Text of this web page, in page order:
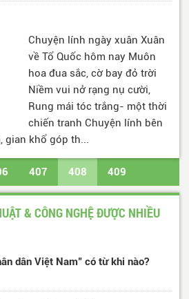
Chuyện lính ngày xuân Xuân
về Tổ Quốc hôm nay Muôn
hoa đua sắc, cờ bay đỏ trời
Niềm vui nở rạng nụ cười,
Rung mái tóc trắng- một thời
chiến tranh Chuyện lính bên
gian khổ góp th...
407 408 409
489 Trang cuối
& CÔNG NGHỆ ĐƯỢC NHIỀU
dân Việt Nam" có từ khi nào?